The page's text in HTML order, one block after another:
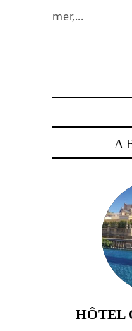
mer,...
A
HÔTEL